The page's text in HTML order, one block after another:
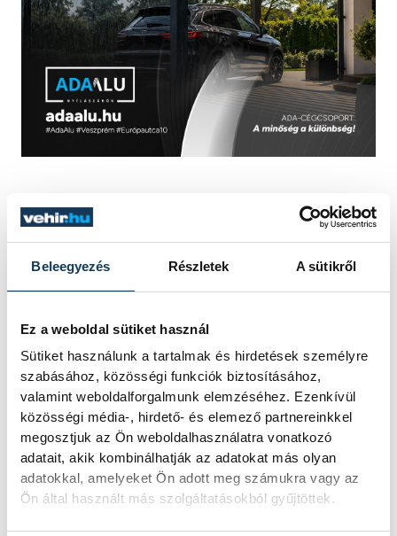
Beleegyezés Részletek A sütikről
Ez a weboldal sütiket használ
Sütiket használunk a tartalmak és hirdetések személyre
szabásához, közösségi funkciók biztosításához,
valamint weboldalforgalmunk elemzéséhez. Ezenkívül
közösségi média-, hirdető- és elemező partnereinkkel
megosztjuk az Ön weboldalhasználatra vonatkozó
adatait, akik kombinálhatják az adatokat más olyan
adatokkal, amelyeket Ön adott meg számukra vagy az
Ön által használt más szolgáltatásokból gyűjtöttek.
sport
One Veszprém HC
dr. Bartha Csaba
SZERZŐ
vehir.hu